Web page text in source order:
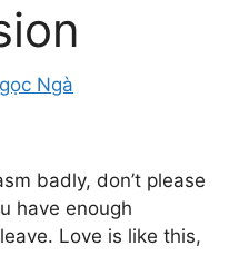
Ngà
badly, don’t please
have enough
Love is like this,